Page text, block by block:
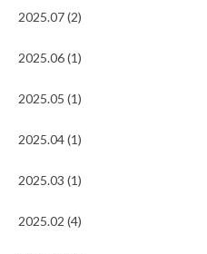
2025.07 (2)
2025.06 (1)
2025.05 (1)
2025.04 (1)
2025.03 (1)
2025.02 (4)